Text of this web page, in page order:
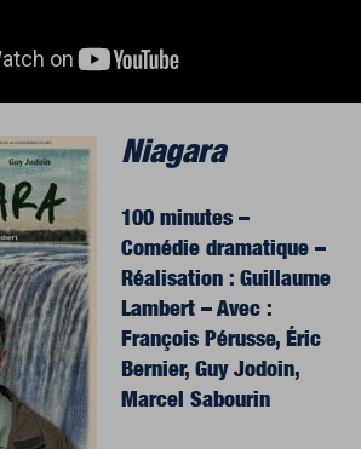
Niagara
100 minutes –
Comédie dramatique –
Réalisation : Guillaume
Lambert –Avec :
François Pérusse, Éric
Bernier, Guy Jodoin,
Marcel Sabourin